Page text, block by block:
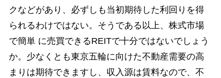
クなどがあり、必ずしも当初期待した利回りを得
られるわけではない。そうである以上、株式市場
で簡単 に売買できるREITで十分ではないでしょう
か。少なくとも東京五輪に向けた不動産需要の高
まりは期待できますし、収入源は賃料なので、不